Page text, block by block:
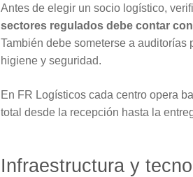
Antes de elegir un socio logístico,
sectores regulados debe contar con
También debe someterse a
higiene y seguridad.
En FR Logísticos cada centro opera
total desde la recepción hasta la
Infraestructura y